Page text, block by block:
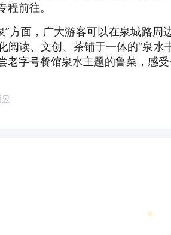
程前往。
面，广大游客可以在泉城路周
阅读、文创、茶铺于一体的“泉水
老字号餐馆泉水主题的鲁菜，感